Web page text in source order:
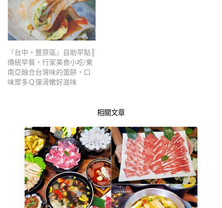
『台中。豐原區』自助早點║
傳統早餐，行家美食小吃/東
南亞融合台灣味的蛋餅，口
味眾多Ｑ彈滑嫩好滋味
相關文章